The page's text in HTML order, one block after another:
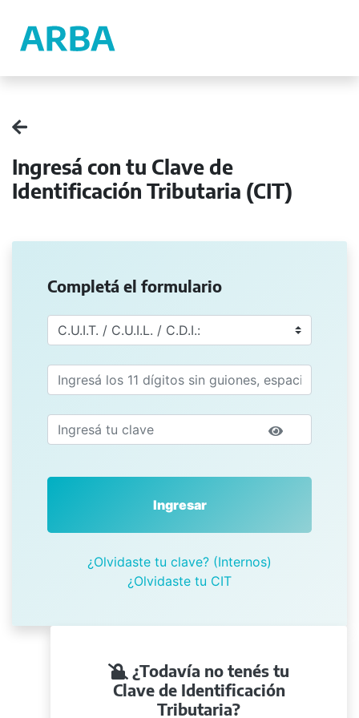
Ingresá con tu Clave de
Identificación Tributaria (CIT)
Completá el formulario
Ingresar
¿Olvidaste tu clave? (Internos)
¿Olvidaste tu CIT
¿Todavía no tenés tu
Clave de Identificación
Tributaria?